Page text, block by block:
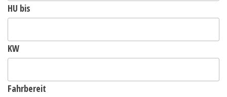
HU bis
KW
Fahrbereit